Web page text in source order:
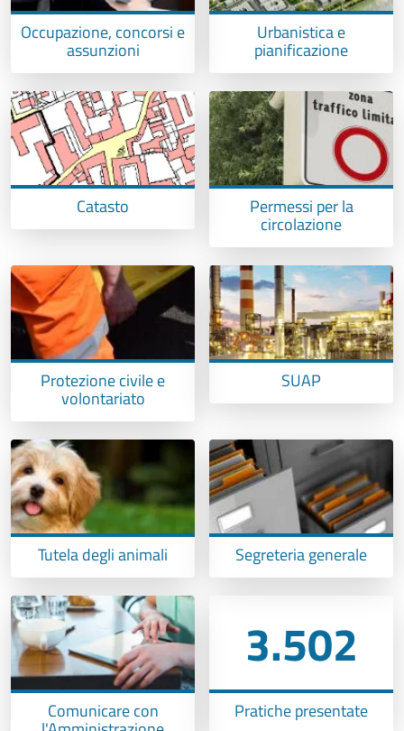
Occupazione, concorsi e
assunzioni
Urbanistica e
pianificazione
Catasto Permessi per la
circolazione
Protezione civile e
volontariato
SUAP
Tutela degli animali Segreteria generale
Comunicare con
3.502
Pratiche presentate